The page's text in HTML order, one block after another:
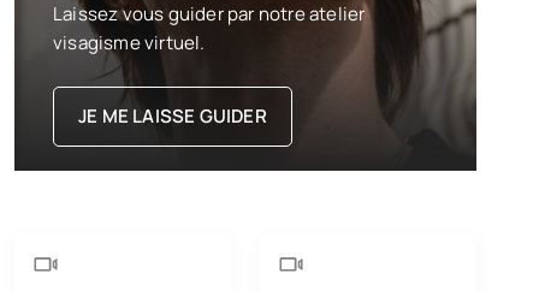
Laissez vous guider par notre atelier
visagisme virtuel.
JE ME LAISSE GUIDER